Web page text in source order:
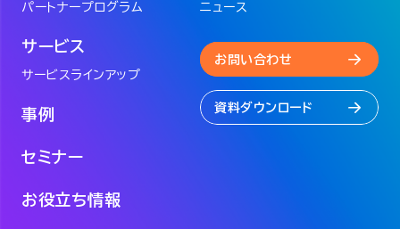
パートナープログラム
サービス
サービスラインアップ
事例
セミナー
お役立ち情報
ニュース
お問い合わせ
資料ダウンロード